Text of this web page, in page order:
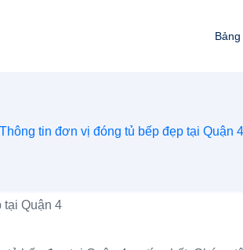
Bảng
Thông tin đơn vị đóng tủ bếp đẹp tại Quận 4